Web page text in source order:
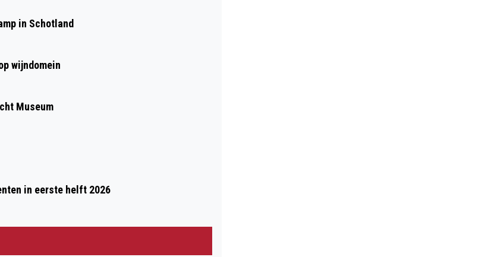
WEER EEN GROOT SUCCES!
in Schotland
wijndomein
Museum
in eerste helft 2026